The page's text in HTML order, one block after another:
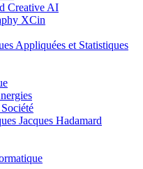
Creative AI
XCin
Appliquées et Statistiques
Jacques Hadamard